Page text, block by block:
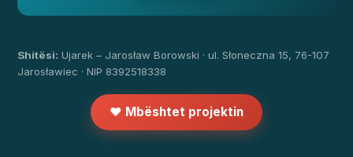
Shitësi: Ujarek – Jarosław Borowski · ul. Słoneczna 15, 76-107
Jarosławiec · NIP 8392518338
❤️ Mbështet projektin